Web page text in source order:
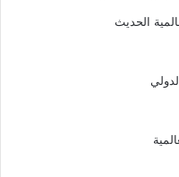
الحديث